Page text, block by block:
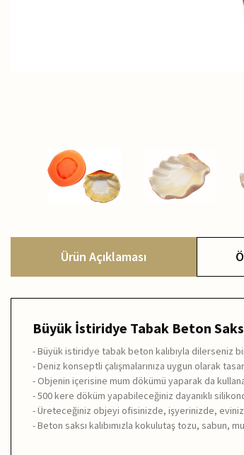
Ürün Açıklaması
Büyük İstiridye Tabak Beton
- Büyük istiridye tabak beton kalıbıyla dilerseniz
- Deniz konseptli çalışmalarınıza uygun olarak
- Objenin içerisine mum dökümü yaparak da
- 500 kere döküm yapabileceğiniz dayanıklı
- Üreteceğiniz objeyi ofisinizde, işyerinizde,
- Beton saksı kalıbımızla kokulutaş tozu, sabun,